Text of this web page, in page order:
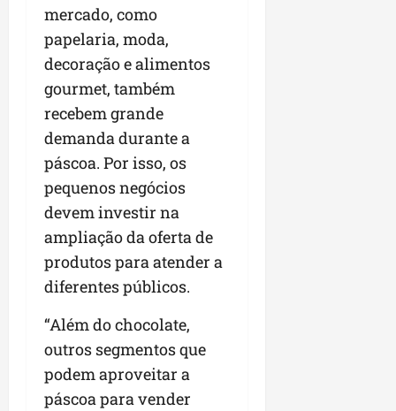
mercado, como
papelaria, moda,
decoração e alimentos
gourmet, também
recebem grande
demanda durante a
páscoa. Por isso, os
pequenos negócios
devem investir na
ampliação da oferta de
produtos para atender a
diferentes públicos.
“Além do chocolate,
outros segmentos que
podem aproveitar a
páscoa para vender